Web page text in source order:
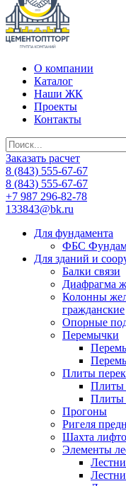
О компании
Каталог
Наши ЖК
Проекты
Контакты
Заказать расчет
8 (843) 555-67-67
8 (843) 555-67-67
+7 987 296-82-78
133843@bk.ru
Для фундамента
ФБС
Для зданий и
Балки связи
Диафрагма
Колонны
гражданские
Опорные
Перемычки
Плиты
Прогоны
Ригеля
Шахта
Элементы